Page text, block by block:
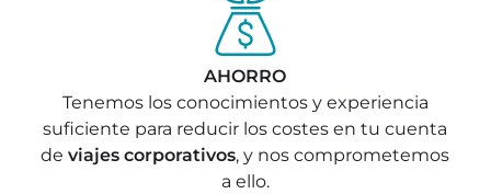
AHORRO
Tenemos los conocimientos y experiencia
suficiente para reducir los costes en tu cuenta
deviajes corporativos, y nos comprometemos
a ello.